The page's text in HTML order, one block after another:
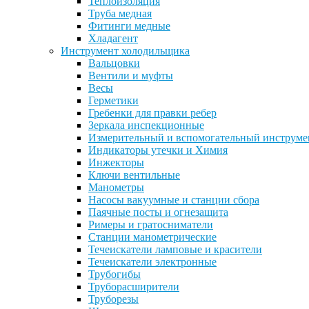
Труба медная
Фитинги медные
Хладагент
Инструмент холодильщика
Вальцовки
Вентили и муфты
Весы
Герметики
Гребенки для правки ребер
Зеркала инспекционные
Измерительный и вспомогательный
Индикаторы утечки и Химия
Инжекторы
Ключи вентильные
Манометры
Насосы вакуумные и станции сбора
Паячные посты и огнезащита
Римеры и гратосниматели
Станции манометрические
Течеискатели ламповые и красители
Течеискатели электронные
Трубогибы
Труборасширители
Труборезы